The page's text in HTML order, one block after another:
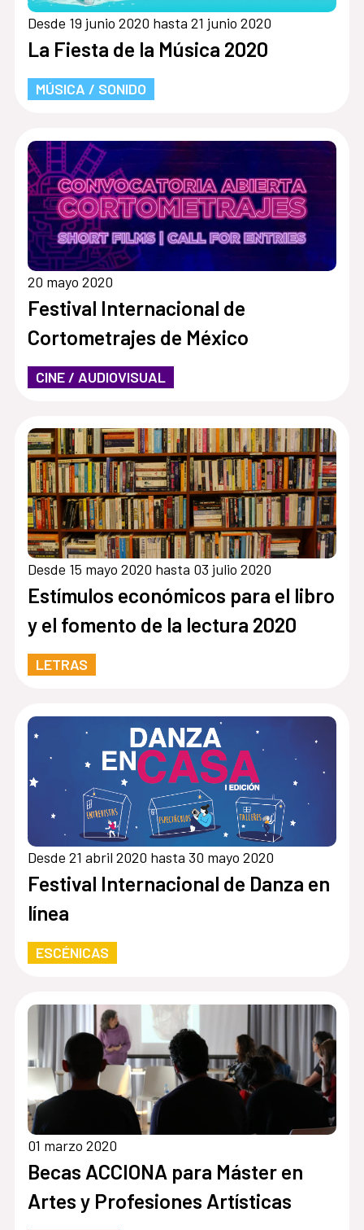
Desde 19 junio 2020 hasta 21 junio 2020
La Fiesta de la Música 2020
MÚSICA / SONIDO
20 mayo 2020
Festival Internacional de
Cortometrajes de México
CINE / AUDIOVISUAL
Desde 15 mayo 2020 hasta 03 julio 2020
Estímulos económicos para el libro
y el fomento de la lectura 2020
LETRAS
Desde 21 abril 2020 hasta 30 mayo 2020
Festival Internacional de Danza en
línea
ESCÉNICAS
01 marzo 2020
Becas ACCIONA para Máster en
Artes y Profesiones Artísticas